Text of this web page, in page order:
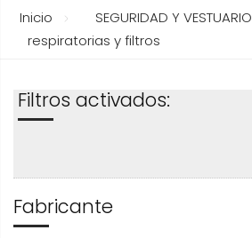
Inicio SEGURIDAD Y VESTUARIO
respiratorias y filtros
Filtros activados:
Fabricante